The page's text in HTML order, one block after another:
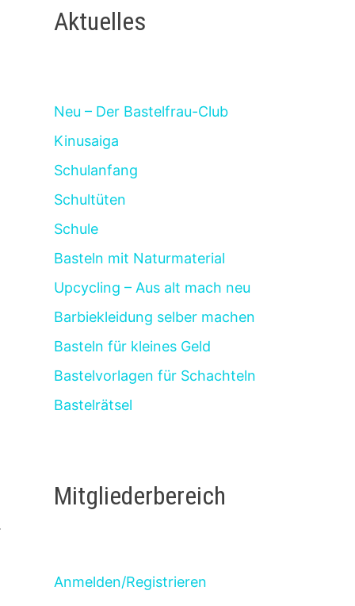
Aktuelles
Neu – Der Bastelfrau-Club
Kinusaiga
Schulanfang
Schultüten
Schule
Basteln mit Naturmaterial
Upcycling – Aus alt mach neu
Barbiekleidung selber machen
Basteln für kleines Geld
Bastelvorlagen für Schachteln
Bastelrätsel
Mitgliederbereich
Anmelden/Registrieren